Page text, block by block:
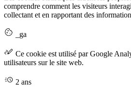
comprendre comment les visiteurs
collectant et en rapportant des
_ga
Ce cookie est utilisé par Google
utilisateurs sur le site web.
2 ans